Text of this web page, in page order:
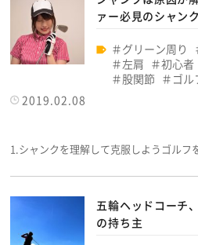
ァー必見のシャン
グリーン周り
左肩
初心者
股関節
ゴ
2019.02.08
1.シャンクを理解して克服しようゴル
五輪ヘッドコーチ
の持ち主